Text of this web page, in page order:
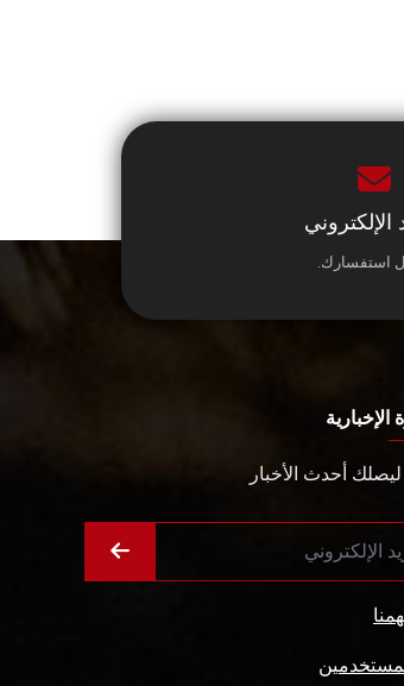
الإلكتروني
استفسارك.
الإخبارية
أحدث الأخبار